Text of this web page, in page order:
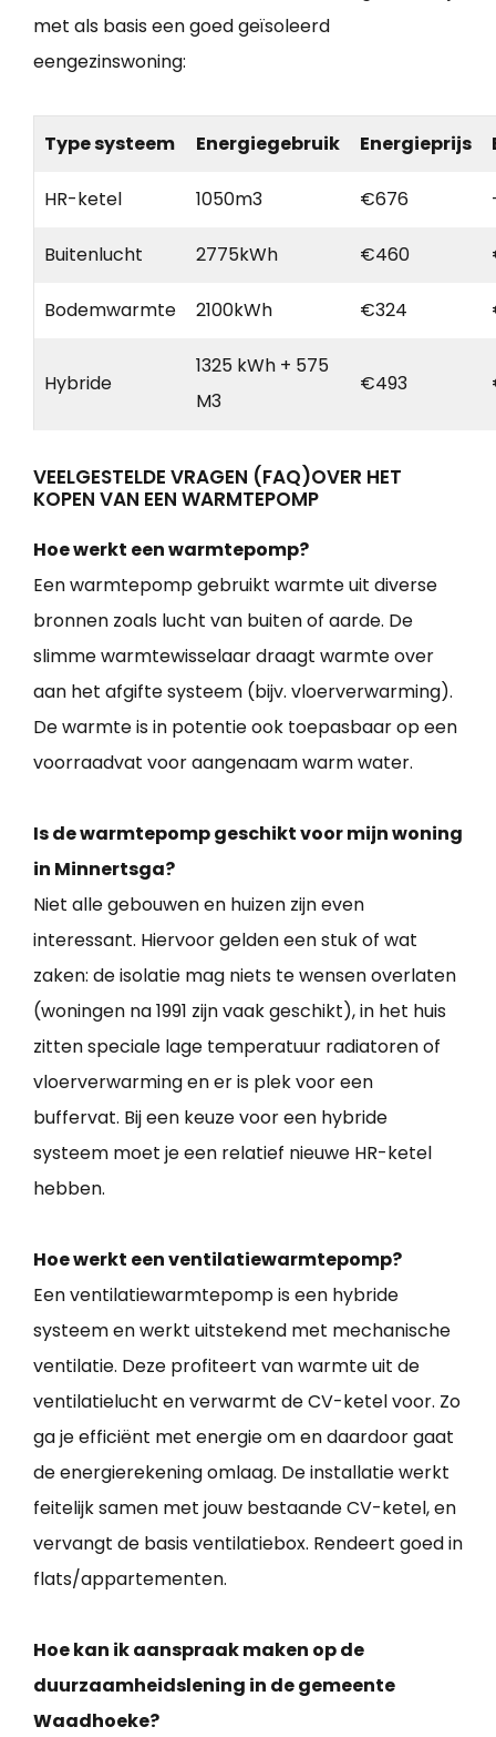
met als basis een goed geïsoleerd
eengezinswoning:
Type systeem Energiegebruik Energieprijs
HR-ketel 1050m3 €676
Buitenlucht 2775kWh €460
Bodemwarmte 2100kWh €324
Hybride
1325 kWh + 575
M3
€493
VEELGESTELDE VRAGEN (FAQ)OVER HET
KOPEN VAN EEN WARMTEPOMP
Hoe werkt een warmtepomp?
Een warmtepomp gebruikt warmte uit diverse
bronnen zoals lucht van buiten of aarde. De
slimme warmtewisselaar draagt warmte over
aan het afgifte systeem (bijv. vloerverwarming).
De warmte is in potentie ook toepasbaar op een
voorraadvat voor aangenaam warm water.
Is de warmtepomp geschikt voor mijn woning
in Minnertsga?
Niet alle gebouwen en huizen zijn even
interessant. Hiervoor gelden een stuk of wat
zaken: de isolatie mag niets te wensen overlaten
(woningen na 1991 zijn vaak geschikt), in het huis
zitten speciale lage temperatuur radiatoren of
vloerverwarming en er is plek voor een
buffervat. Bij een keuze voor een hybride
systeem moet je een relatief nieuwe HR-ketel
hebben.
Hoe werkt een ventilatiewarmtepomp?
Een ventilatiewarmtepomp is een hybride
systeem en werkt uitstekend met mechanische
ventilatie. Deze profiteert van warmte uit de
ventilatielucht en verwarmt de CV-ketel voor. Zo
ga je efficiënt met energie om en daardoor gaat
de energierekening omlaag. De installatie werkt
feitelijk samen met jouw bestaande CV-ketel, en
vervangt de basis ventilatiebox. Rendeert goed in
flats/appartementen.
Hoe kan ik aanspraak maken op de
duurzaamheidslening in de gemeente
Waadhoeke?